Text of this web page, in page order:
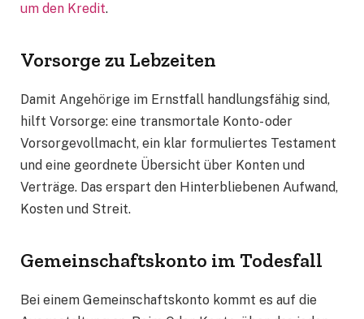
um den Kredit.
Vorsorge zu Lebzeiten
Damit Angehörige im Ernstfall handlungsfähig sind,
hilft Vorsorge: eine transmortale Konto- oder
Vorsorgevollmacht, ein klar formuliertes Testament
und eine geordnete Übersicht über Konten und
Verträge. Das erspart den Hinterbliebenen Aufwand,
Kosten und Streit.
Gemeinschaftskonto im Todesfall
Bei einem Gemeinschaftskonto kommt es auf die